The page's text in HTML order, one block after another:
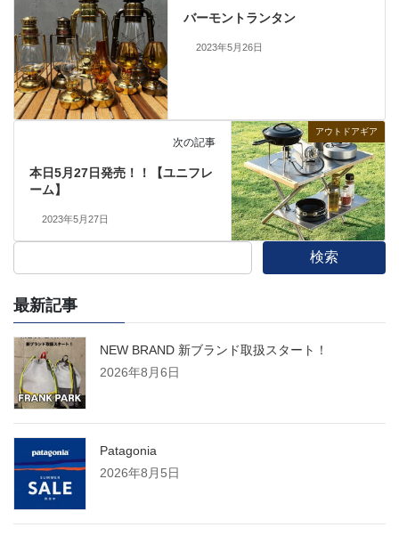
バーモントランタン
2023年5月26日
アウトドアギア
次の記事
本日5月27日発売！！【ユニフレ
ーム】
2023年5月27日
検索
最新記事
NEW BRAND 新ブランド取扱スタート！
2026年8月6日
Patagonia
2026年8月5日